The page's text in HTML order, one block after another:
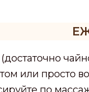
или просто
по